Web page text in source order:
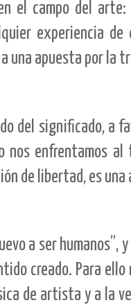
el campo del
experiencia
una apuesta por la
del significado, a
nos enfrentamos
de libertad, es
a ser
creado. Para ello
de artista y a la